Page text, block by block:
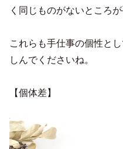
く同じものがないところ
これらも手仕事の個性と
しんでくださいね。
【個体差】